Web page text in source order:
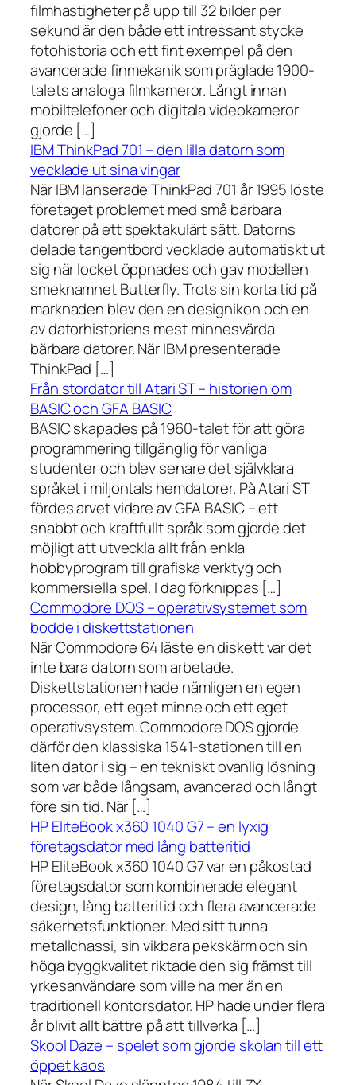
filmhastigheter på upp till 32 bilder per
sekund är den både ett intressant stycke
fotohistoria och ett fint exempel på den
avancerade finmekanik som präglade 1900-
talets analoga filmkameror. Långt innan
mobiltelefoner och digitala videokameror
gjorde […]
IBM ThinkPad 701 – den lilla datorn som
vecklade ut sina vingar
När IBM lanserade ThinkPad 701 år 1995 löste
företaget problemet med små bärbara
datorer på ett spektakulärt sätt. Datorns
delade tangentbord vecklade automatiskt ut
sig när locket öppnades och gav modellen
smeknamnet Butterfly. Trots sin korta tid på
marknaden blev den en designikon och en
av datorhistoriens mest minnesvärda
bärbara datorer. När IBM presenterade
ThinkPad […]
Från stordator till Atari ST – historien om
BASIC och GFA BASIC
BASIC skapades på 1960-talet för att göra
programmering tillgänglig för vanliga
studenter och blev senare det självklara
språket i miljontals hemdatorer. På Atari ST
fördes arvet vidare av GFA BASIC – ett
snabbt och kraftfullt språk som gjorde det
möjligt att utveckla allt från enkla
hobbyprogram till grafiska verktyg och
kommersiella spel. I dag förknippas […]
Commodore DOS – operativsystemet som
bodde i diskettstationen
När Commodore 64 läste en diskett var det
inte bara datorn som arbetade.
Diskettstationen hade nämligen en egen
processor, ett eget minne och ett eget
operativsystem. Commodore DOS gjorde
därför den klassiska 1541-stationen till en
liten dator i sig – en tekniskt ovanlig lösning
som var både långsam, avancerad och långt
före sin tid. När […]
HP EliteBook x360 1040 G7 – en lyxig
företagsdator med lång batteritid
HP EliteBook x360 1040 G7 var en påkostad
företagsdator som kombinerade elegant
design, lång batteritid och flera avancerade
säkerhetsfunktioner. Med sitt tunna
metallchassi, sin vikbara pekskärm och sin
höga byggkvalitet riktade den sig främst till
yrkesanvändare som ville ha mer än en
traditionell kontorsdator. HP hade under flera
år blivit allt bättre på att tillverka […]
Skool Daze – spelet som gjorde skolan till ett
öppet kaos